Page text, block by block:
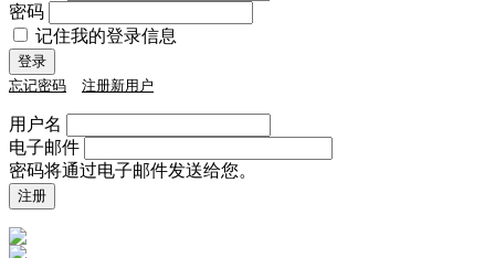
密码
记住我的登录信息
忘记密码 注册新用户
用户名
电子邮件
密码将通过电子邮件发送给您。